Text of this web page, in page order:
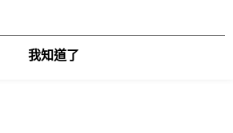
我知道了